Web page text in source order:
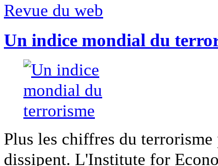
Revue du web
Un indice mondial du
Plus les chiffres du
dissipent. L'Institute for